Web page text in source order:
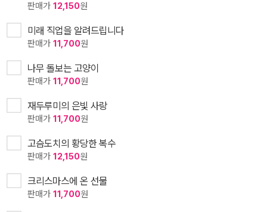
판매가 12,150원
미래 직업을 알려드립니다
판매가 11,700원
나무 돌보는 고양이
판매가 11,700원
재두루미의 은빛 사랑
판매가 11,700원
고슴도치의 황당한 복수
판매가 12,150원
크리스마스에 온 선물
판매가 11,700원